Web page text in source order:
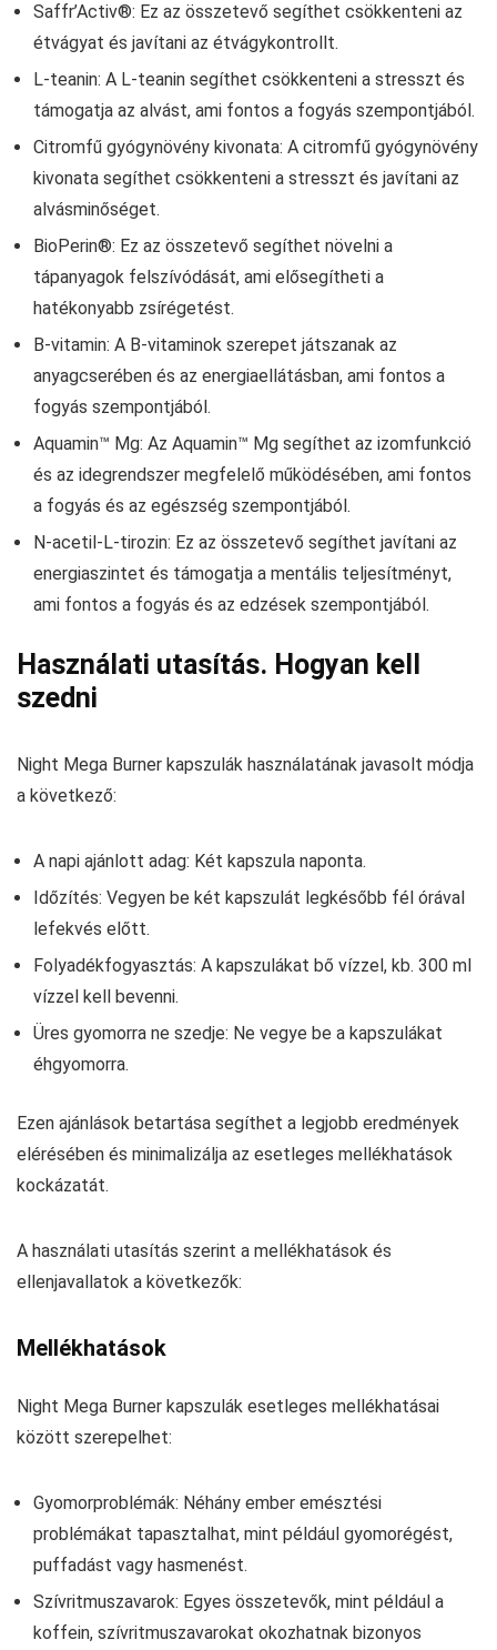
Saffr’Activ®: Ez az összetevő segíthet csökkenteni az
étvágyat és javítani az étvágykontrollt.
L-teanin: A L-teanin segíthet csökkenteni a stresszt és
támogatja az alvást, ami fontos a fogyás szempontjából.
Citromfű gyógynövény kivonata: A citromfű gyógynövény
kivonata segíthet csökkenteni a stresszt és javítani az
alvásminőséget.
BioPerin®: Ez az összetevő segíthet növelni a
tápanyagok felszívódását, ami elősegítheti a
hatékonyabb zsírégetést.
B-vitamin: A B-vitaminok szerepet játszanak az
anyagcserében és az energiaellátásban, ami fontos a
fogyás szempontjából.
Aquamin™ Mg: Az Aquamin™ Mg segíthet az izomfunkció
és az idegrendszer megfelelő működésében, ami fontos
a fogyás és az egészség szempontjából.
N-acetil-L-tirozin: Ez az összetevő segíthet javítani az
energiaszintet és támogatja a mentális teljesítményt,
ami fontos a fogyás és az edzések szempontjából.
Használati utasítás. Hogyan kell
szedni
Night Mega Burner kapszulák használatának javasolt módja
a következő:
A napi ajánlott adag: Két kapszula naponta.
Időzítés: Vegyen be két kapszulát legkésőbb fél órával
lefekvés előtt.
Folyadékfogyasztás: A kapszulákat bő vízzel, kb. 300 ml
vízzel kell bevenni.
Üres gyomorra ne szedje: Ne vegye be a kapszulákat
éhgyomorra.
Ezen ajánlások betartása segíthet a legjobb eredmények
elérésében és minimalizálja az esetleges mellékhatások
kockázatát.
A használati utasítás szerint a mellékhatások és
ellenjavallatok a következők:
Mellékhatások
Night Mega Burner kapszulák esetleges mellékhatásai
között szerepelhet:
Gyomorproblémák: Néhány ember emésztési
problémákat tapasztalhat, mint például gyomorégést,
puffadást vagy hasmenést.
Szívritmuszavarok: Egyes összetevők, mint például a
koffein, szívritmuszavarokat okozhatnak bizonyos